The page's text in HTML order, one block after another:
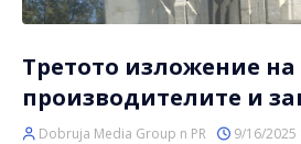
Третото изложение на
производителите и
Dobruja Media Group n PR 9/16/2025